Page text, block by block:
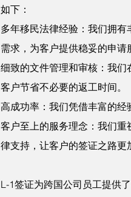
如下：
多年移民法律经验：我们拥
需求，为客户提供稳妥的申请
细致的文件管理和审核：我
客户节省不必要的返工时间。
高成功率：我们凭借丰富的经
客户至上的服务理念：我们
律支持，让客户的签证之路更
L-1签证为跨国公司员工提供